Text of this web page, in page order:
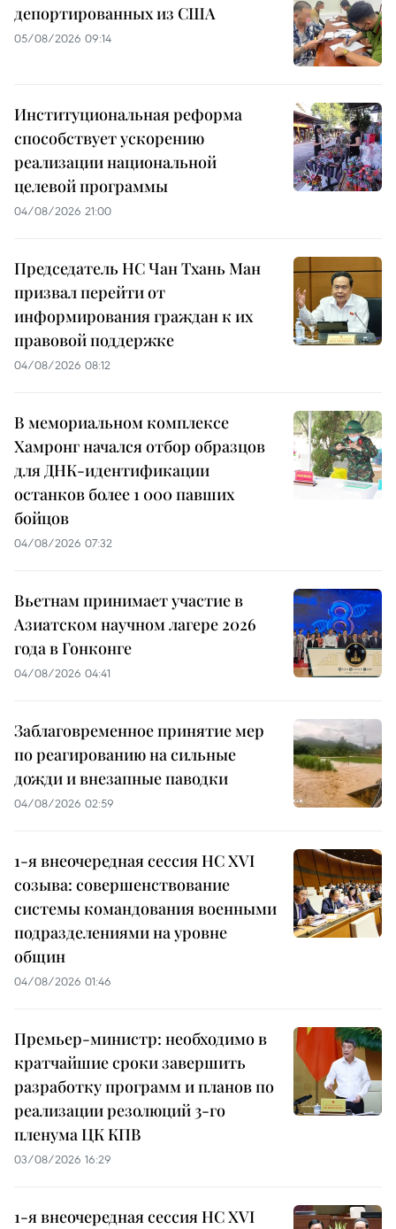
депортированных из США
05/08/2026 09:14
Институциональная реформа
способствует ускорению
реализации национальной
целевой программы
04/08/2026 21:00
Председатель НС Чан Тхань Ман
призвал перейти от
информирования граждан к их
правовой поддержке
04/08/2026 08:12
В мемориальном комплексе
Хамронг начался отбор образцов
для ДНК-идентификации
останков более 1 000 павших
бойцов
04/08/2026 07:32
Вьетнам принимает участие в
Азиатском научном лагере 2026
года в Гонконге
04/08/2026 04:41
Заблаговременное принятие мер
по реагированию на сильные
дожди и внезапные паводки
04/08/2026 02:59
1-я внеочередная сессия НС XVI
созыва: совершенствование
системы командования военными
подразделениями на уровне
общин
04/08/2026 01:46
Премьер-министр: необходимо в
кратчайшие сроки завершить
разработку программ и планов по
реализации резолюций 3-го
пленума ЦК КПВ
03/08/2026 16:29
1-я внеочередная сессия НС XVI